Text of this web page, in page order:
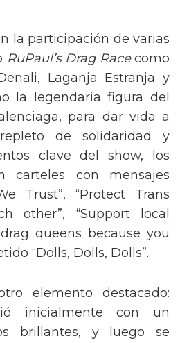
la participación de varias
RuPaul’s Drag Racecomo
Laganja Estranja y
la legendaria figura del
para dar vida a
de solidaridad y
clave del show, los
carteles con mensajes
Trust”, “Protect Trans
other”, “Support local
queens because you
“Dolls, Dolls, Dolls”.
elemento destacado:
inicialmente con un
brillantes, y luego se